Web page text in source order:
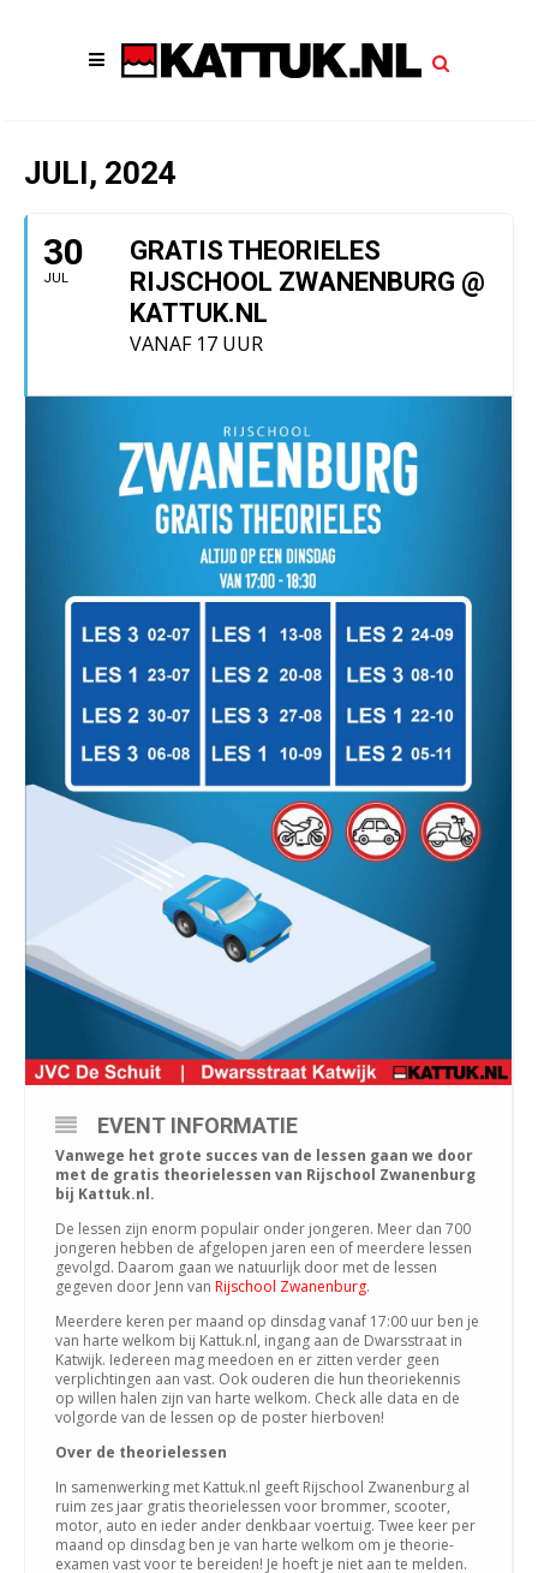
JULI, 2024
30
JUL
GRATIS THEORIELES
RIJSCHOOL ZWANENBURG @
KATTUK.NL
VANAF 17 UUR
EVENT INFORMATIE
Vanwege het grote succes van de lessen gaan we door
met de gratis theorielessen van Rijschool Zwanenburg
bij Kattuk.nl.
De lessen zijn enorm populair onder jongeren. Meer dan 700
jongeren hebben de afgelopen jaren een of meerdere lessen
gevolgd. Daarom gaan we natuurlijk door met de lessen
gegeven door Jenn van Rijschool Zwanenburg.
Meerdere keren per maand op dinsdag vanaf 17:00 uur ben je
van harte welkom bij Kattuk.nl, ingang aan de Dwarsstraat in
Katwijk. Iedereen mag meedoen en er zitten verder geen
verplichtingen aan vast. Ook ouderen die hun theoriekennis
op willen halen zijn van harte welkom. Check alle data en de
volgorde van de lessen op de poster hierboven!
Over de theorielessen
In samenwerking met Kattuk.nl geeft Rijschool Zwanenburg al
ruim zes jaar gratis theorielessen voor brommer, scooter,
motor, auto en ieder ander denkbaar voertuig. Twee keer per
maand op dinsdag ben je van harte welkom om je theorie-
examen vast voor te bereiden! Je hoeft je niet aan te melden.